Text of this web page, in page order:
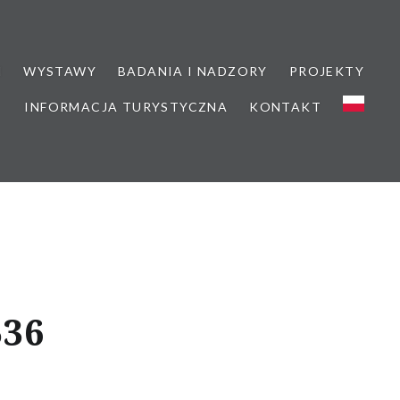
WYSTAWY BADANIA I NADZORY PROJEKTY
INFORMACJA TURYSTYCZNA KONTAKT